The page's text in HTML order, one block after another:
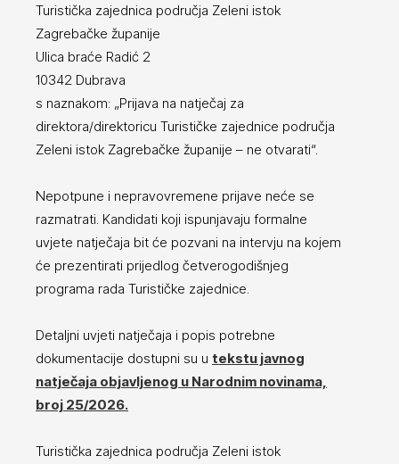
Turistička zajednica područja Zeleni istok
Zagrebačke županije
Ulica braće Radić 2
10342 Dubrava
s naznakom: „Prijava na natječaj za
direktora/direktoricu Turističke zajednice područja
Zeleni istok Zagrebačke županije – ne otvarati“.
Nepotpune i nepravovremene prijave neće se
razmatrati. Kandidati koji ispunjavaju formalne
uvjete natječaja bit će pozvani na intervju na kojem
će prezentirati prijedlog četverogodišnjeg
programa rada Turističke zajednice.
Detaljni uvjeti natječaja i popis potrebne
dokumentacije dostupni su u tekstu javnog
natječaja objavljenog u Narodnim novinama,
broj 25/2026.
Turistička zajednica područja Zeleni istok